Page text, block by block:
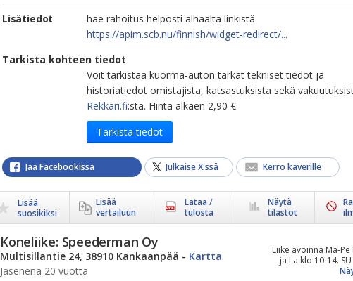
Lisätiedot
hae rahoitus helposti alhaalta linkistä
https://apim.scb.nu/finnish/widget-redirect/...
Tarkista kohteen tiedot
Voit tarkistaa kuorma-auton tarkat tekniset tiedot ja
historiatiedot omistajista, katsastuksista sekä
Rekkari.fi:stä. Hinta alkaen 2,90 €
Tarkista tiedot
Jaa Facebookissa Julkaise X:ssä Kerro kaverille
Lisää
suosikiksi
Lisää
vertailuun
Lataa /
tulosta
Näytä
tilastot
Liike avoinna Ma-
ja La klo 10-14.
Koneliike: Speederman Oy
Multisillantie 24, 38910 Kankaanpää - Kartta
Jäsenenä 20 vuotta